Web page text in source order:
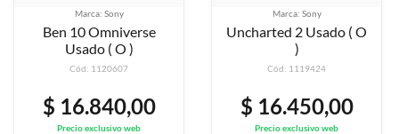
Marca: Sony
Ben 10 Omniverse
Usado ( O )
Cód: 1120607
$ 16.840,00
Precio exclusivo web
Marca: Sony
Uncharted 2 Usado ( O
)
Cód: 1119424
$ 16.450,00
Precio exclusivo web